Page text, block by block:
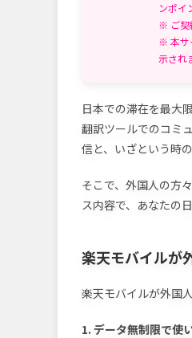
ンポイ
※ ご契
※ 本サ
示され
日本での滞在を最大
翻訳ツールでのコミ
信と、いざという時
そこで、外国人の方
ス内容で、あなたの
楽天モバイルが
楽天モバイルが外国
1. データ無制限で使